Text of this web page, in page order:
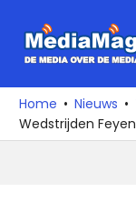
naar
media
over
de
Home Nieuws
Wedstrijden